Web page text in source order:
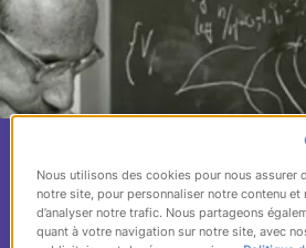
Chief Data
Data
Nous utilisons des cookies pour nous assurer
notre site, pour personnaliser notre contenu
d’analyser notre trafic. Nous partageons
quant à votre navigation sur notre site, avec